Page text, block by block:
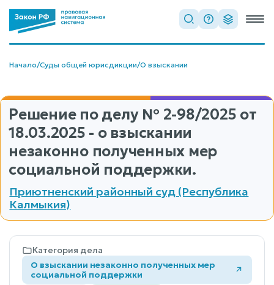
Начало/Суды общей юрисдикции/О взыскании
Решение по делу № 2-98/2025 от
18.03.2025 - о взыскании
незаконно полученных мер
социальной поддержки.
Приютненский районный суд (Республика
Калмыкия)
Категория дела
О взыскании незаконно полученных мер
социальной поддержки